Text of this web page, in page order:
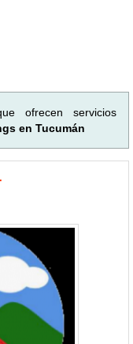
ofrecen servicios
en Tucumán